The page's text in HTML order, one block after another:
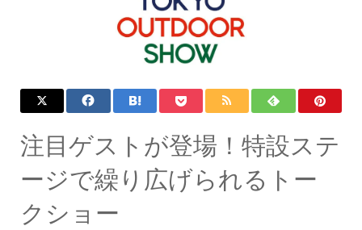
注目ゲストが登場！特設ステ
ージで繰り広げられるトー
クショー